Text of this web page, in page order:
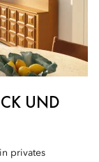
UND
privates